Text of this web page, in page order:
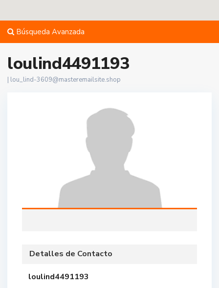
Búsqueda Avanzada
loulind4491193
lou_lind-3609@masteremailsite.shop
Detalles de Contacto
loulind4491193